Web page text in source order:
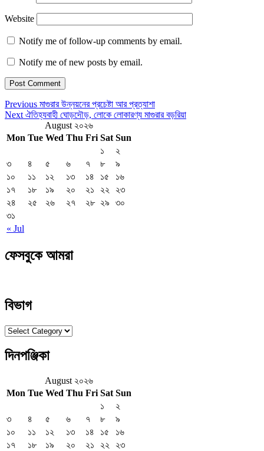
Website
Notify me of follow-up comments by email.
Notify me of new posts by email.
Post
navigation
Previous
Post
Previous মাগুরার উন্নয়নের প্রচেষ্টা আর প্রত্যাশা
Next
Next ঐতিহ্যবাহী ঘোড়দৌড়, লোকে লোকারণ্য মাগুরার বড়রিয়া
August ২০২৬
Mon Tue Wed Thu Fri Sat Sun
« Jul
১
২
৩
৪ ৫ ৬ ৭ ৮
৯
১০
১১ ১২ ১৩ ১৪ ১৫
১৬
১৭
১৮ ১৯ ২০ ২১ ২২
২৩
২৪
২৫ ২৬ ২৭ ২৮ ২৯
৩০
৩১
ফেসবুকে আমরা
বিভাগ
বিভাগ
দিনপঞ্জিকা
August ২০২৬
Mon Tue Wed Thu Fri Sat Sun
১
২
৩
৪ ৫ ৬ ৭ ৮
৯
১০
১১ ১২ ১৩ ১৪ ১৫
১৬
১৭
১৮ ১৯ ২০ ২১ ২২
২৩